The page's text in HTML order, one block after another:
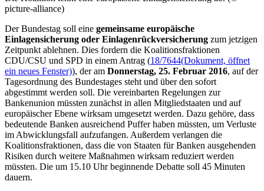
picture-alliance)
Der Bundestag soll eine gemeinsame europäische
Einlagensicherung oder Einlagenrückversicherung zum jetzigen
Zeitpunkt ablehnen. Dies fordern die Koalitionsfraktionen
CDU/CSU und SPD in einem Antrag (18/7644(Dokument, öffnet
ein neues Fenster)), der am Donnerstag, 25. Februar 2016, auf der
Tagesordnung des Bundestages steht und über den sofort
abgestimmt werden soll. Die vereinbarten Regelungen zur
Bankenunion müssten zunächst in allen Mitgliedstaaten und auf
europäischer Ebene wirksam umgesetzt werden. Dazu gehöre, dass
bedeutende Banken ausreichend Puffer haben müssten, um Verluste
im Abwicklungsfall aufzufangen. Außerdem verlangen die
Koalitionsfraktionen, dass die von Staaten für Banken ausgehenden
Risiken durch weitere Maßnahmen wirksam reduziert werden
müssten. Die um 15.10 Uhr beginnende Debatte soll 45 Minuten
dauern.